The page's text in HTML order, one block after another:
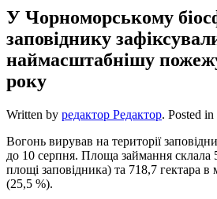
У Чорноморському
заповіднику
наймасштабнішу
року
Written by редактор Редактор. Posted in
Вогонь вирував на території
до 10 серпня. Площа займання склала
площі заповідника) та 718,7 гектара
(25,5 %).